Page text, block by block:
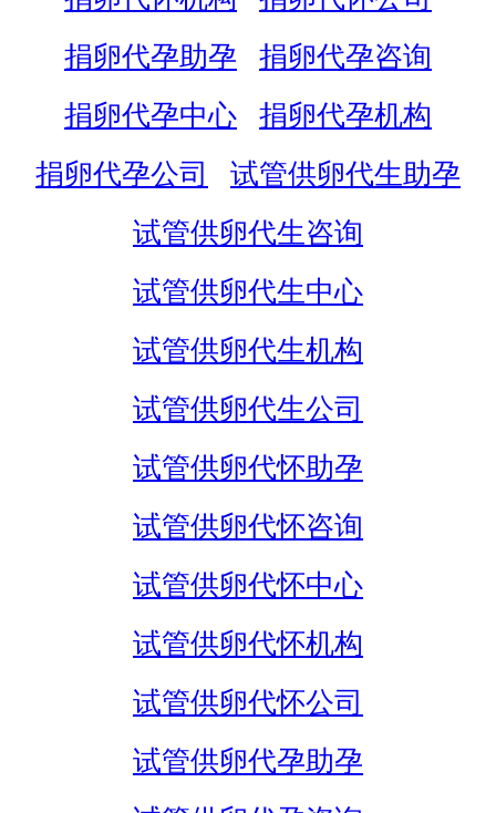
捐卵代孕助孕
捐卵代孕咨询
捐卵代孕中心
捐卵代孕机构
捐卵代孕公司
试管供卵代生助孕
试管供卵代生咨询
试管供卵代生中心
试管供卵代生机构
试管供卵代生公司
试管供卵代怀助孕
试管供卵代怀咨询
试管供卵代怀中心
试管供卵代怀机构
试管供卵代怀公司
试管供卵代孕助孕